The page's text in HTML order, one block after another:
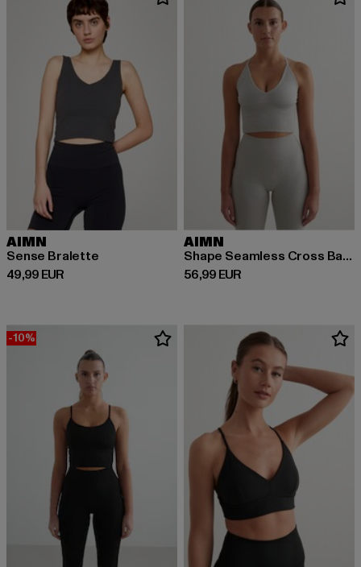
AIMN
Sense Bralette
49,99 EUR
Derzeitiger Preis: 49,99 EUR
AIMN
Shape Seamless Cross Back Bralette
56,99 EUR
Derzeitiger Preis: 56,99 EUR
-10%